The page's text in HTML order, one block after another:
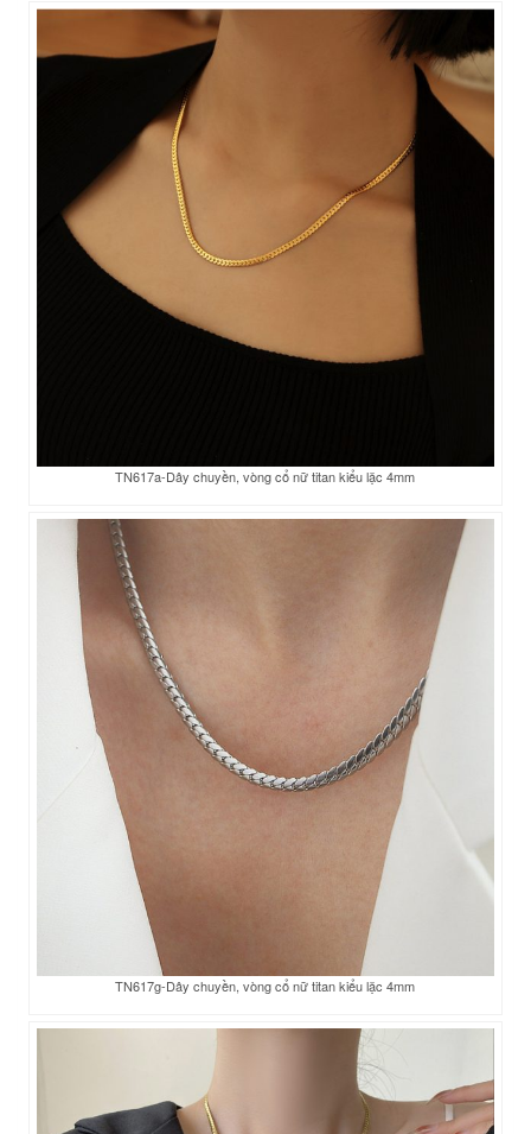
TN617a-Dây chuyền, vòng cổ nữ titan kiểu lặc 4mm
TN617g-Dây chuyền, vòng cổ nữ titan kiểu lặc 4mm